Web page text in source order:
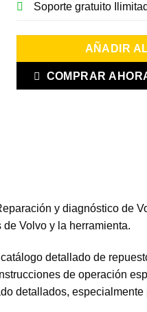
De Por Vida, Con
Estamos Siempre
Soporte gratuito
AÑADIR
COMPRAR
y diagnóstico de
Volvo y la herramienta.
detallado de
de operación
detallados, especialmente